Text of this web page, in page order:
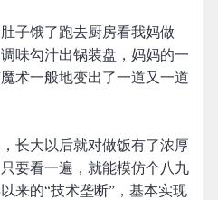
子饿了跑去厨房看我妈做
味勾汁出锅装盘，妈妈的一
术一般地变出了一道又一道
长大以后就对做饭有了浓厚
要看一遍，就能模仿个八九
来的“技术垄断”，基本实现